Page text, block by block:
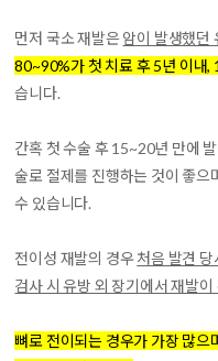
먼저 국소 재발은 암이 발생했던
80~90%가 첫 치료 후 5년 이내,
습니다.
간혹 첫 수술 후 15~20년 만에
술로 절제를 진행하는 것이 좋으
수 있습니다.
전이성 재발의 경우처음 발견
검사 시 유방 외 장기에서 재발
뼈로 전이되는 경우가 가장 많으